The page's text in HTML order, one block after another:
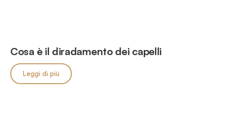
Cosa è il diradamento dei capelli
Leggi di più